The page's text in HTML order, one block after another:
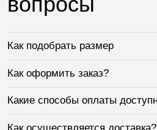
Как подобрать размер
Как оформить заказ?
Какие способы оплаты